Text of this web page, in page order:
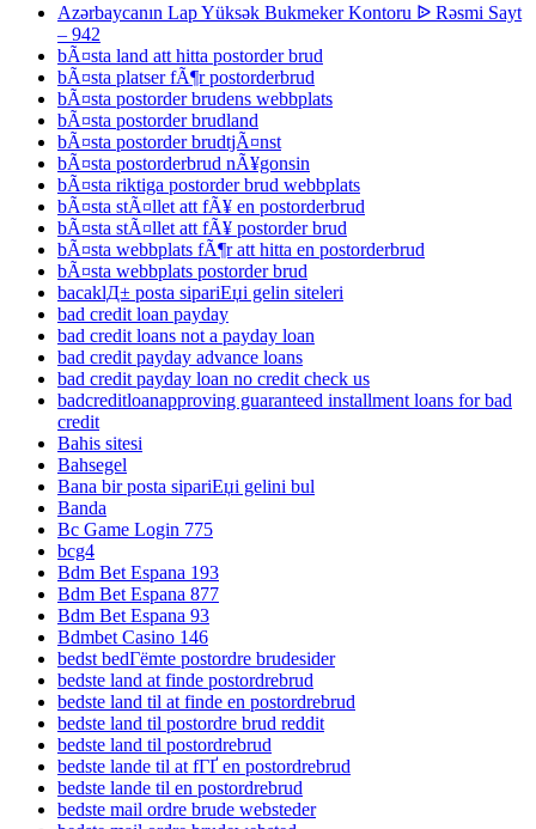
Azərbaycanın Lap Yüksək Bukmeker Kontoru ᐉ Rəsmi Sayt
– 942
bÃ¤sta land att hitta postorder brud
bÃ¤sta platser fÃ¶r postorderbrud
bÃ¤sta postorder brudens webbplats
bÃ¤sta postorder brudland
bÃ¤sta postorder brudtjÃ¤nst
bÃ¤sta postorderbrud nÃ¥gonsin
bÃ¤sta riktiga postorder brud webbplats
bÃ¤sta stÃ¤llet att fÃ¥ en postorderbrud
bÃ¤sta stÃ¤llet att fÃ¥ postorder brud
bÃ¤sta webbplats fÃ¶r att hitta en postorderbrud
bÃ¤sta webbplats postorder brud
bacaklД± posta sipariЕџi gelin siteleri
bad credit loan payday
bad credit loans not a payday loan
bad credit payday advance loans
bad credit payday loan no credit check us
badcreditloanapproving guaranteed installment loans for bad
credit
Bahis sitesi
Bahsegel
Bana bir posta sipariЕџi gelini bul
Banda
Bc Game Login 775
bcg4
Bdm Bet Espana 193
Bdm Bet Espana 877
Bdm Bet Espana 93
Bdmbet Casino 146
bedst bedГёmte postordre brudesider
bedste land at finde postordrebrud
bedste land til at finde en postordrebrud
bedste land til postordre brud reddit
bedste land til postordrebrud
bedste lande til at fГҐ en postordrebrud
bedste lande til en postordrebrud
bedste mail ordre brude websteder